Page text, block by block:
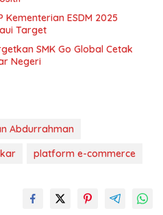
Kementerian ESDM 2025
Target
SMK Go Global Cetak
Negeri
Abdurrahman
platform e-commerce